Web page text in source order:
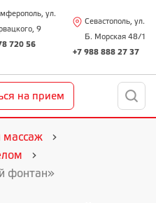
ул.
9
720 56
Севастополь, ул.
Б. Морская 48/1
+7 988 888 27 37
на прием
массаж
фонтан»